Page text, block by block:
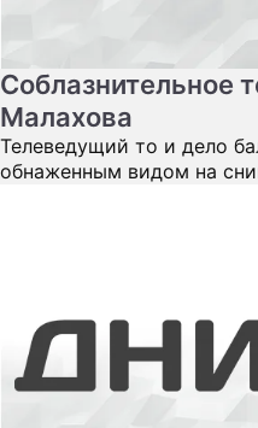
Соблазнительное
Малахова
Телеведущий то и дело
обнаженным видом на